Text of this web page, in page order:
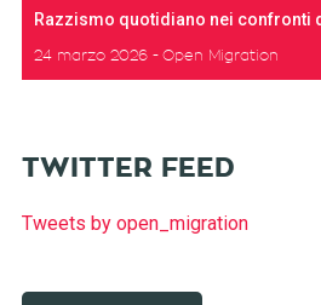
Razzismo quotidiano nei confronti
24 marzo 2026 Open Migration
TWITTER FEED
Tweets by open_migration